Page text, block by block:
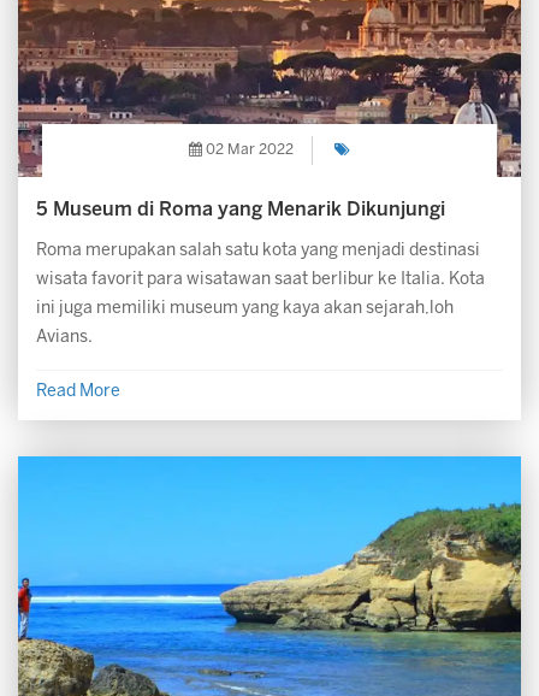
02 Mar 2022
5 Museum di Roma yang Menarik Dikunjungi
Roma merupakan salah satu kota yang menjadi destinasi
wisata favorit para wisatawan saat berlibur ke Italia. Kota
ini juga memiliki museum yang kaya akan sejarah,loh
Avians.
Read More